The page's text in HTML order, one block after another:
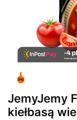
JemyJemy
kiełbasą